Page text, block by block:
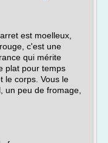
est moelleux,
c'est une
qui mérite
plat pour temps
le corps. Vous le
un peu de fromage,